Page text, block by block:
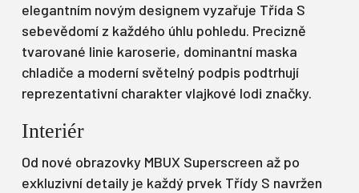
elegantním novým designem vyzařuje Třída S
sebevědomí z každého úhlu pohledu. Precizně
tvarované linie karoserie, dominantní maska
chladiče a moderní světelný podpis podtrhují
reprezentativní charakter vlajkové lodi značky.
Interiér
Od nové obrazovky MBUX Superscreen až po
exkluzivní detaily je každý prvek Třídy S navržen